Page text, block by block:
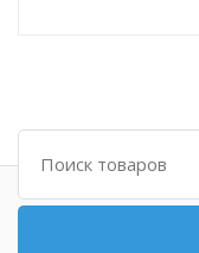
Поиск